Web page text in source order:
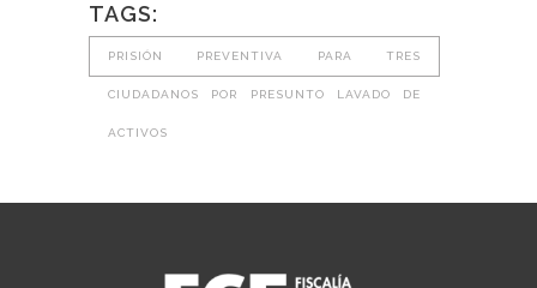
TAGS:
PRISIÓN PREVENTIVA PARA TRES
CIUDADANOS POR PRESUNTO LAVADO DE
ACTIVOS